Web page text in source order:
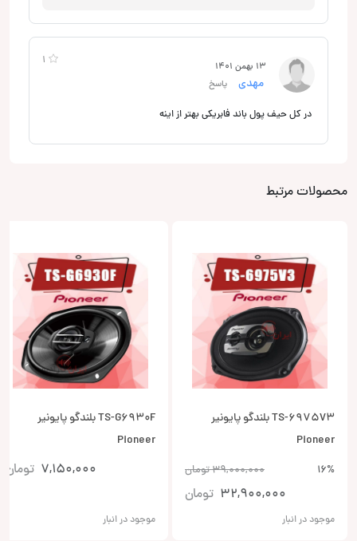
1 13 بهمن 1401
مهدی پاسخ
در کل حیف پول باند فابریکی بهتر از اینه
محصولات مرتبط
TS-6975V3 بلندگو پایونیر
Pioneer
16%
39,000,000تومان
32,900,000 تومان
موجود در انبار
TS-G6930F بلندگو پایونیر
Pioneer
7,150,000 تومان
موجود در انبار